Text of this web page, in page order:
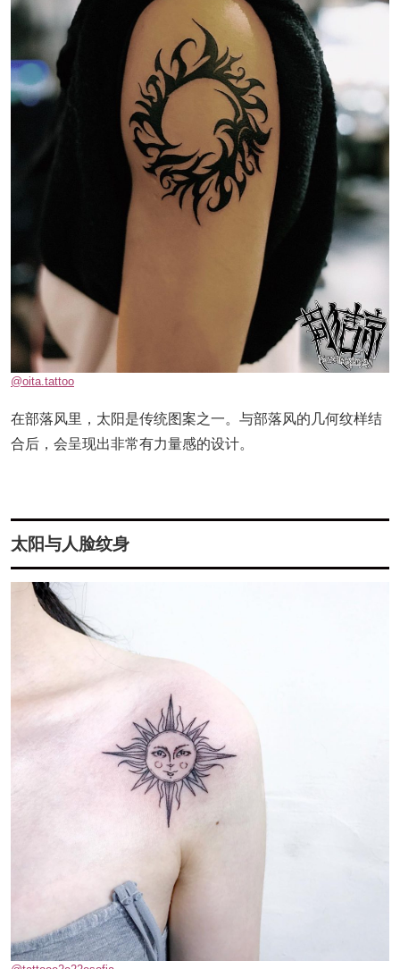
@oita.tattoo
在部落风里，太阳是传统图案之一。与部落风的几何纹样结
合后，会呈现出非常有力量感的设计。
太阳与人脸纹身